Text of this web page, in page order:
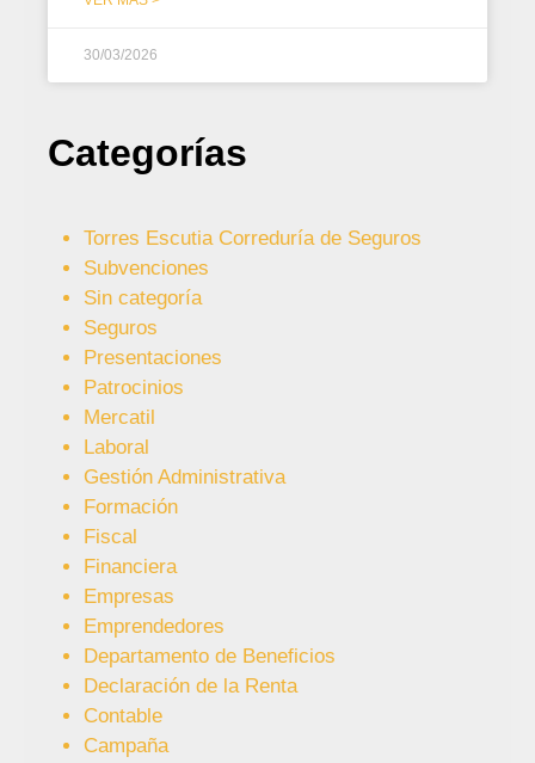
30/03/2026
Categorías
Torres Escutia Correduría de Seguros
Subvenciones
Sin categoría
Seguros
Presentaciones
Patrocinios
Mercatil
Laboral
Gestión Administrativa
Formación
Fiscal
Financiera
Empresas
Emprendedores
Departamento de Beneficios
Declaración de la Renta
Contable
Campaña